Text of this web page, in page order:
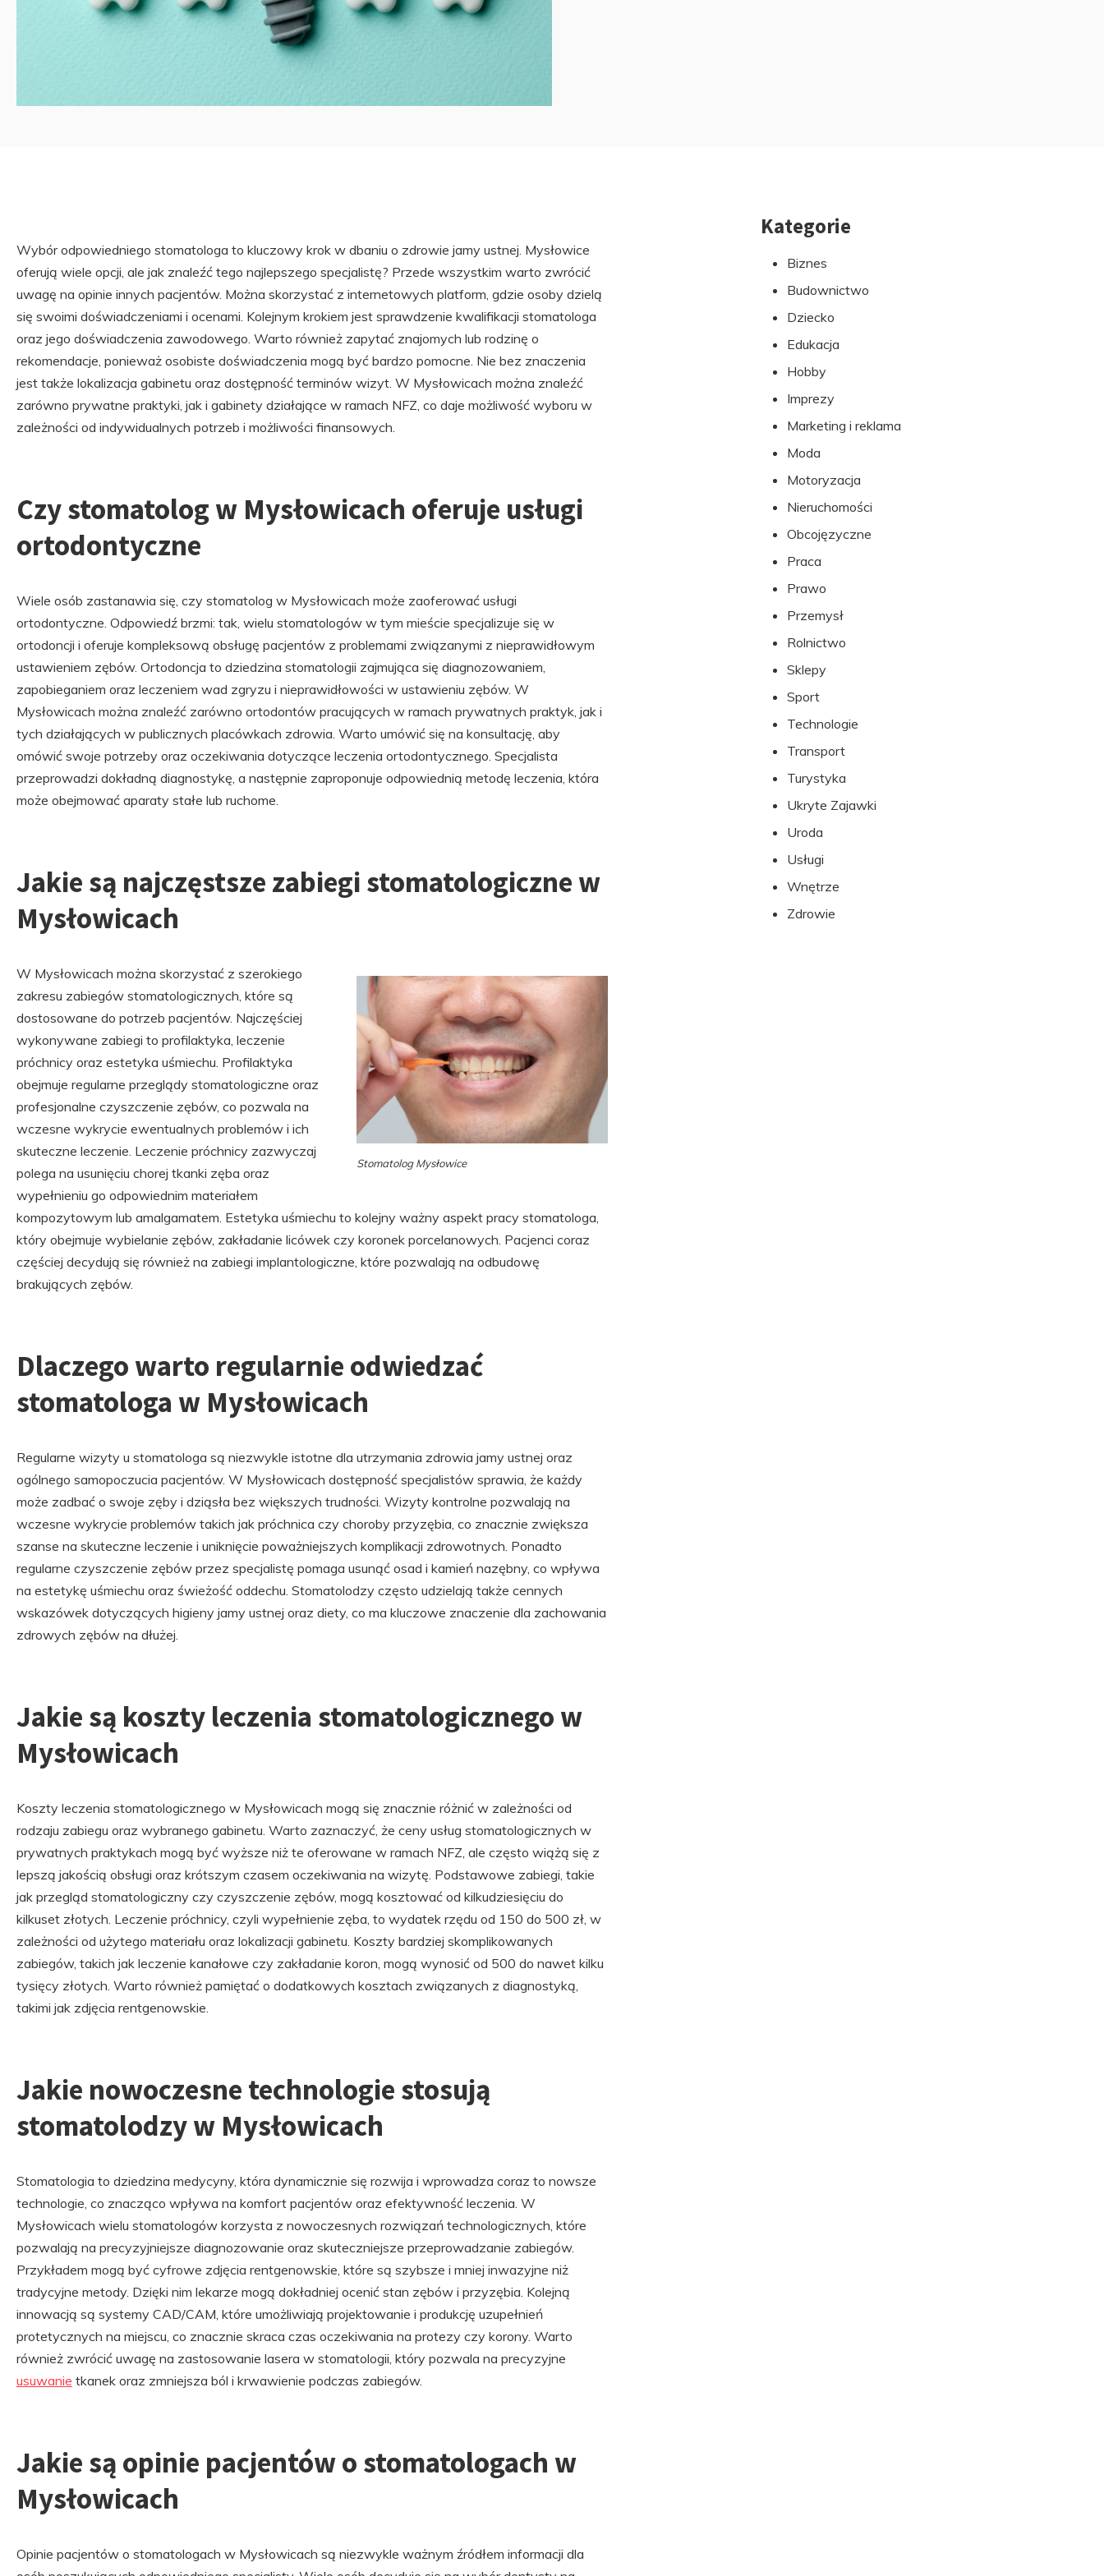
Wybór odpowiedniego stomatologa to kluczowy krok w dbaniu o zdrowie jamy ustnej. Mysłowice
oferują wiele opcji, ale jak znaleźć tego najlepszego specjalistę? Przede wszystkim warto zwrócić
uwagę na opinie innych pacjentów. Można skorzystać z internetowych platform, gdzie osoby dzielą
się swoimi doświadczeniami i ocenami. Kolejnym krokiem jest sprawdzenie kwalifikacji stomatologa
oraz jego doświadczenia zawodowego. Warto również zapytać znajomych lub rodzinę o
rekomendacje, ponieważ osobiste doświadczenia mogą być bardzo pomocne. Nie bez znaczenia
jest także lokalizacja gabinetu oraz dostępność terminów wizyt. W Mysłowicach można znaleźć
zarówno prywatne praktyki, jak i gabinety działające w ramach NFZ, co daje możliwość wyboru w
zależności od indywidualnych potrzeb i możliwości finansowych.
Czy stomatolog w Mysłowicach oferuje usługi
ortodontyczne
Wiele osób zastanawia się, czy stomatolog w Mysłowicach może zaoferować usługi
ortodontyczne. Odpowiedź brzmi: tak, wielu stomatologów w tym mieście specjalizuje się w
ortodoncji i oferuje kompleksową obsługę pacjentów z problemami związanymi z nieprawidłowym
ustawieniem zębów. Ortodoncja to dziedzina stomatologii zajmująca się diagnozowaniem,
zapobieganiem oraz leczeniem wad zgryzu i nieprawidłowości w ustawieniu zębów. W
Mysłowicach można znaleźć zarówno ortodontów pracujących w ramach prywatnych praktyk, jak i
tych działających w publicznych placówkach zdrowia. Warto umówić się na konsultację, aby
omówić swoje potrzeby oraz oczekiwania dotyczące leczenia ortodontycznego. Specjalista
przeprowadzi dokładną diagnostykę, a następnie zaproponuje odpowiednią metodę leczenia, która
może obejmować aparaty stałe lub ruchome.
Jakie są najczęstsze zabiegi stomatologiczne w
Mysłowicach
Stomatolog Mysłowice
W Mysłowicach można skorzystać z szerokiego
zakresu zabiegów stomatologicznych, które są
dostosowane do potrzeb pacjentów. Najczęściej
wykonywane zabiegi to profilaktyka, leczenie
próchnicy oraz estetyka uśmiechu. Profilaktyka
obejmuje regularne przeglądy stomatologiczne oraz
profesjonalne czyszczenie zębów, co pozwala na
wczesne wykrycie ewentualnych problemów i ich
skuteczne leczenie. Leczenie próchnicy zazwyczaj
polega na usunięciu chorej tkanki zęba oraz
wypełnieniu go odpowiednim materiałem
kompozytowym lub amalgamatem. Estetyka uśmiechu to kolejny ważny aspekt pracy stomatologa,
który obejmuje wybielanie zębów, zakładanie licówek czy koronek porcelanowych. Pacjenci coraz
częściej decydują się również na zabiegi implantologiczne, które pozwalają na odbudowę
brakujących zębów.
Dlaczego warto regularnie odwiedzać
stomatologa w Mysłowicach
Regularne wizyty u stomatologa są niezwykle istotne dla utrzymania zdrowia jamy ustnej oraz
ogólnego samopoczucia pacjentów. W Mysłowicach dostępność specjalistów sprawia, że każdy
może zadbać o swoje zęby i dziąsła bez większych trudności. Wizyty kontrolne pozwalają na
wczesne wykrycie problemów takich jak próchnica czy choroby przyzębia, co znacznie zwiększa
szanse na skuteczne leczenie i uniknięcie poważniejszych komplikacji zdrowotnych. Ponadto
regularne czyszczenie zębów przez specjalistę pomaga usunąć osad i kamień nazębny, co wpływa
na estetykę uśmiechu oraz świeżość oddechu. Stomatolodzy często udzielają także cennych
wskazówek dotyczących higieny jamy ustnej oraz diety, co ma kluczowe znaczenie dla zachowania
zdrowych zębów na dłużej.
Jakie są koszty leczenia stomatologicznego w
Mysłowicach
Koszty leczenia stomatologicznego w Mysłowicach mogą się znacznie różnić w zależności od
rodzaju zabiegu oraz wybranego gabinetu. Warto zaznaczyć, że ceny usług stomatologicznych w
prywatnych praktykach mogą być wyższe niż te oferowane w ramach NFZ, ale często wiążą się z
lepszą jakością obsługi oraz krótszym czasem oczekiwania na wizytę. Podstawowe zabiegi, takie
jak przegląd stomatologiczny czy czyszczenie zębów, mogą kosztować od kilkudziesięciu do
kilkuset złotych. Leczenie próchnicy, czyli wypełnienie zęba, to wydatek rzędu od 150 do 500 zł, w
zależności od użytego materiału oraz lokalizacji gabinetu. Koszty bardziej skomplikowanych
zabiegów, takich jak leczenie kanałowe czy zakładanie koron, mogą wynosić od 500 do nawet kilku
tysięcy złotych. Warto również pamiętać o dodatkowych kosztach związanych z diagnostyką,
takimi jak zdjęcia rentgenowskie.
Jakie nowoczesne technologie stosują
stomatolodzy w Mysłowicach
Stomatologia to dziedzina medycyny, która dynamicznie się rozwija i wprowadza coraz to nowsze
technologie, co znacząco wpływa na komfort pacjentów oraz efektywność leczenia. W
Mysłowicach wielu stomatologów korzysta z nowoczesnych rozwiązań technologicznych, które
pozwalają na precyzyjniejsze diagnozowanie oraz skuteczniejsze przeprowadzanie zabiegów.
Przykładem mogą być cyfrowe zdjęcia rentgenowskie, które są szybsze i mniej inwazyjne niż
tradycyjne metody. Dzięki nim lekarze mogą dokładniej ocenić stan zębów i przyzębia. Kolejną
innowacją są systemy CAD/CAM, które umożliwiają projektowanie i produkcję uzupełnień
protetycznych na miejscu, co znacznie skraca czas oczekiwania na protezy czy korony. Warto
również zwrócić uwagę na zastosowanie lasera w stomatologii, który pozwala na precyzyjne
usuwanie tkanek oraz zmniejsza ból i krwawienie podczas zabiegów.
Jakie są opinie pacjentów o stomatologach w
Mysłowicach
Opinie pacjentów o stomatologach w Mysłowicach są niezwykle ważnym źródłem informacji dla
PrzejdźKategorie
Biznes
Budownictwo
Dziecko
Edukacja
Hobby
Imprezy
Marketing i reklama
Moda
Motoryzacja
Nieruchomości
Obcojęzyczne
Praca
Prawo
Przemysł
Rolnictwo
Sklepy
Sport
Technologie
Transport
Turystyka
Ukryte Zajawki
Uroda
Usługi
Wnętrze
Zdrowie